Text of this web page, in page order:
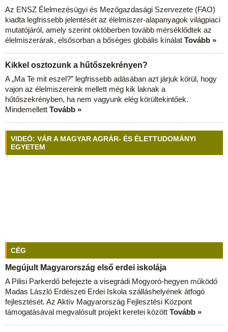
Az ENSZ Élelmezésügyi és Mezőgazdasági Szervezete (FAO)
kiadta legfrissebb jelentését az élelmiszer-alapanyagok világpiaci
mutatójáról, amely szerint októberben tovább mérséklődtek az
élelmiszerárak, elsősorban a bőséges globális kínálat Tovább »
Kikkel osztozunk a hűtőszekrényen?
A „Ma Te mit eszel?” legfrissebb adásában azt járjuk körül, hogy
vajon az élelmiszereink mellett még kik laknak a
hűtőszekrényben, ha nem vagyunk elég körültekintőek.
Mindemellett Tovább »
VIDEÓ: VÁR A MAGYAR AGRÁR- ÉS ÉLETTUDOMÁNYI
EGYETEM
CÉG
Megújult Magyarország első erdei iskolája
A Pilisi Parkerdő befejezte a visegrádi Mogyoró-hegyen működő
Madas László Erdészeti Erdei Iskola szálláshelyének átfogó
fejlesztését. Az Aktív Magyarország Fejlesztési Központ
támogatásával megvalósult projekt keretei között Tovább »